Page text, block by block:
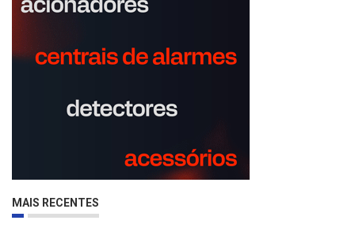
MAIS RECENTES